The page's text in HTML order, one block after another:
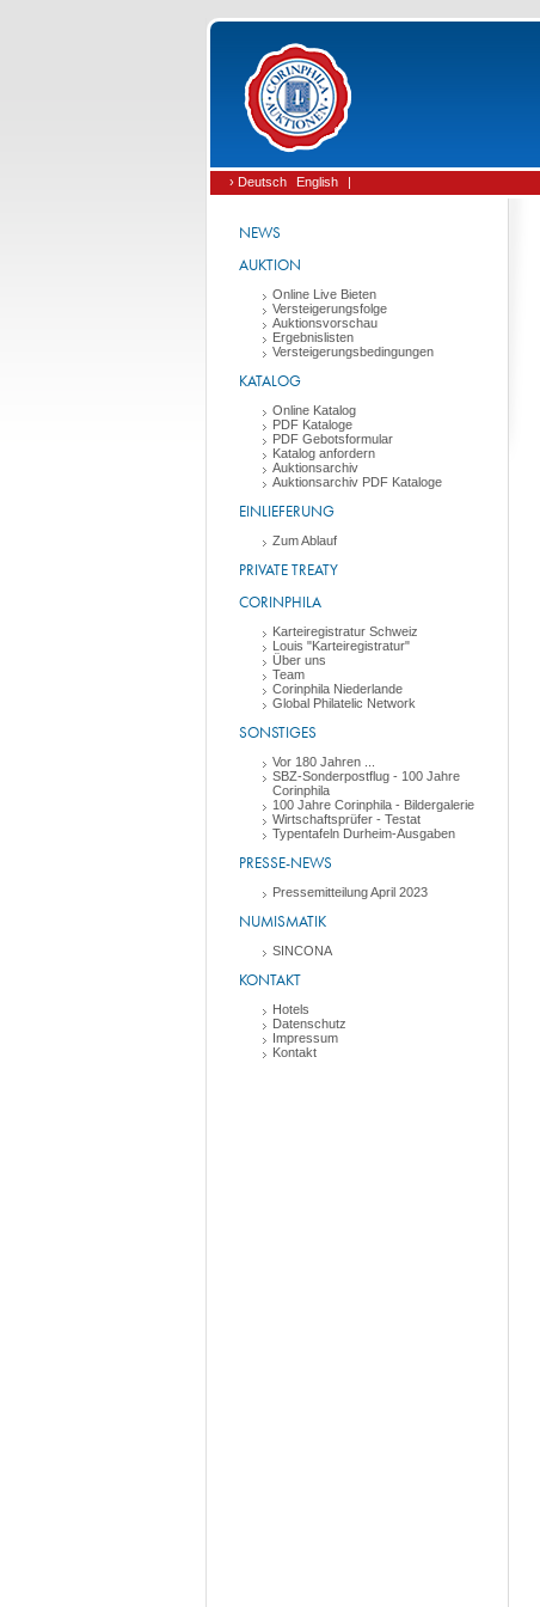
› Deutsch English |
NEWS
AUKTION
Online Live Bieten
Versteigerungsfolge
Auktionsvorschau
Ergebnislisten
Versteigerungsbedingungen
KATALOG
Online Katalog
PDF Kataloge
PDF Gebotsformular
Katalog anfordern
Auktionsarchiv
Auktionsarchiv PDF Kataloge
EINLIEFERUNG
Zum Ablauf
PRIVATE TREATY
CORINPHILA
Karteiregistratur Schweiz
Louis "Karteiregistratur"
Über uns
Team
Corinphila Niederlande
Global Philatelic Network
SONSTIGES
Vor 180 Jahren ...
SBZ-Sonderpostflug - 100 Jahre
Corinphila
100 Jahre Corinphila - Bildergalerie
Wirtschaftsprüfer - Testat
Typentafeln Durheim-Ausgaben
PRESSE-NEWS
Pressemitteilung April 2023
NUMISMATIK
SINCONA
KONTAKT
Hotels
Datenschutz
Impressum
Kontakt